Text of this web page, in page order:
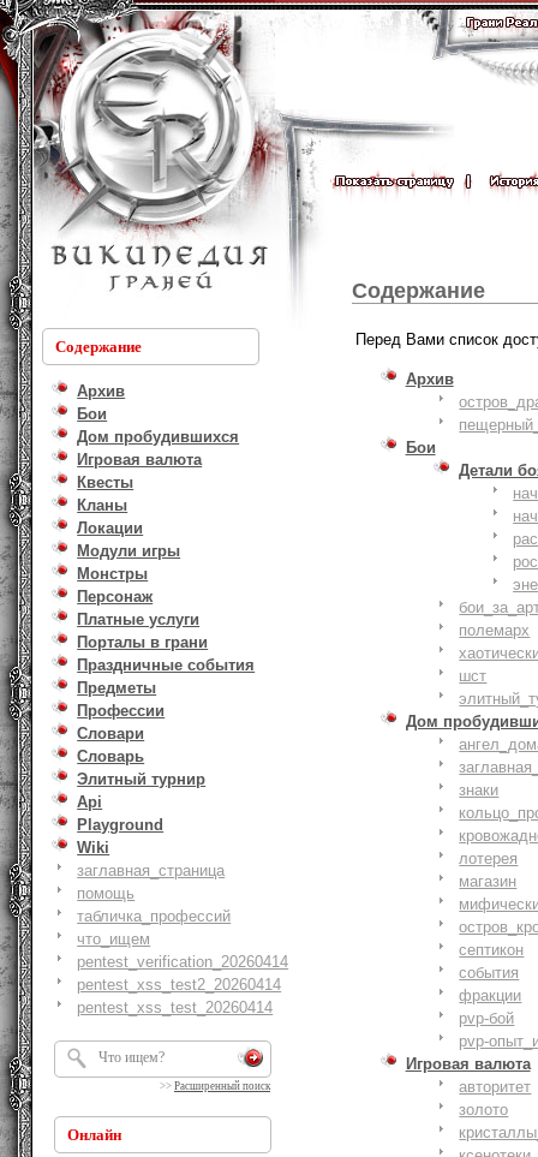
Содержание
Архив
Бои
Дом пробудившихся
Игровая валюта
Квесты
Кланы
Локации
Модули игры
Монстры
Персонаж
Платные услуги
Порталы в грани
Праздничные события
Предметы
Профессии
Словари
Словарь
Элитный турнир
Api
Playground
Wiki
заглавная_страница
помощь
табличка_профессий
что_ищем
pentest_verification_20260414
pentest_xss_test2_20260414
pentest_xss_test_20260414
>> Расширенный поиск
Онлайн
Содержание
Перед Вами список
Архив
Бои
Детали
полемарх
шст
Дом
знаки
лотерея
магазин
септикон
события
фракции
pvp-бой
pvp-
Игровая валюта
авторитет
золото